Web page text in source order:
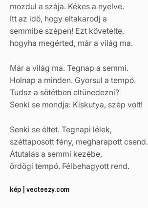
mozdul a szája. Kékes a nyelve.
Itt az idő, hogy eltakarodj a
semmibe szépen! Ezt követelte,
hogyha megérted, már a világ ma.
Már a világ ma. Tegnap a semmi.
Holnap a minden. Gyorsul a tempó.
Tudsz a sötétben eltünedezni?
Senki se mondja: Kiskutya, szép volt!
Senki se éltet. Tegnapi lélek,
széttaposott fény, megharapott csend.
Átutalás a semmi kezébe,
ördögi tempó. Félbehagyott rend.
kép | vecteezy.com